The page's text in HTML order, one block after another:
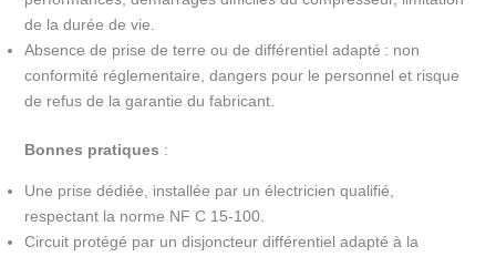
de la durée de vie.
Absence de prise de terre ou de différentiel adapté : non
conformité réglementaire, dangers pour le personnel et risque
de refus de la garantie du fabricant.
Bonnes pratiques :
Une prise dédiée, installée par un électricien qualifié,
respectant la norme NF C 15-100.
Circuit protégé par un disjoncteur différentiel adapté à la